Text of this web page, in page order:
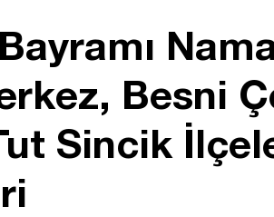
Besni
Sincik